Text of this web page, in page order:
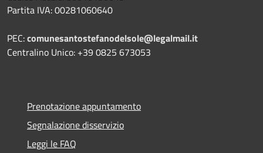
Partita IVA: 00281060640
PEC:comunesantostefanodelsole@legalmail.it
Centralino Unico: +39 0825 673053
Prenotazione appuntamento
Segnalazione disservizio
Leggi le FAQ